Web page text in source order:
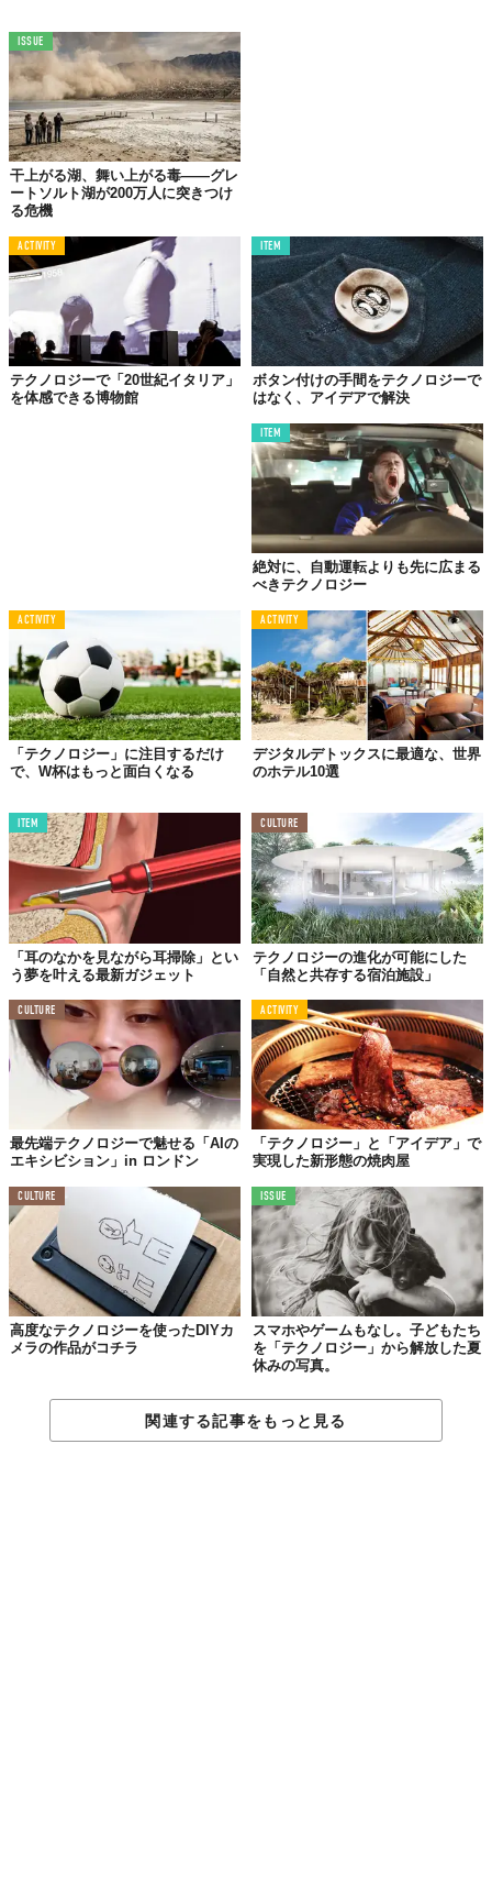
その他にも、スマートフォンアプリ「Lookout」を活用し、周囲
の音声情報からフットボールを見つけ出す「
ング」、視覚情報に頼らずに相手の位置を察知する「
鬼」など、ユニークな競技が多数実施された。
「テクノロジーを使ってやる競技をはじめて体験したので、すご
くおもしろかった」「Project Guideline があったほうが走りやす
いと思った」など、参加者からは喜びの声が多数聞かれた。
テクノロジーが切り拓く、スポーツの未来
世界ゆるスポーツ協会は、2015年の設立以来、これまでに120種
類以上の新しいスポーツを創り出し、誰もが楽しめるスポーツの
普及に貢献してきた。今回の「ノールック運動会」は、テクノロ
ジーの力でスポーツの垣根を更に低くし、多様な人々が共に楽し
める社会の実現に向けた、大きな一歩と言えるだろう。
「ノールック運動会」は、単なるスポーツイベントではなく、テ
クノロジーが切り拓く未来のスポーツの可能性を示唆していると
一般社団法人 世界ゆるスポーツ協会
TABI LABO
この世界は、もっと広いはずだ。
ISSUE
干上がる湖、舞い上がる毒——グレ
ートソルト湖が200万人に突きつけ
る危機
ACTIVITY
テクノロジーで「20世紀イタリア」
を体感できる博物館
ITEM
ボタン付けの手間をテクノロジーで
はなく、アイデアで解決
ITEM
絶対に、自動運転よりも先に広まる
べきテクノロジー
ACTIVITY
「テクノロジー」に注目するだけ
で、W杯はもっと面白くなる
ACTIVITY
デジタルデトックスに最適な、世界
のホテル10選
ITEM
「耳のなかを見ながら耳掃除」とい
う夢を叶える最新ガジェット
CULTURE
テクノロジーの進化が可能にした
「自然と共存する宿泊施設」
CULTURE
最先端テクノロジーで魅せる「AIの
エキシビション」in ロンドン
ACTIVITY
「テクノロジー」と「アイデア」で
実現した新形態の焼肉屋
CULTURE
高度なテクノロジーを使ったDIYカ
メラの作品がコチラ
ISSUE
スマホやゲームもなし。子どもたち
を「テクノロジー」から解放した夏
休みの写真。
関連する記事をもっと見る